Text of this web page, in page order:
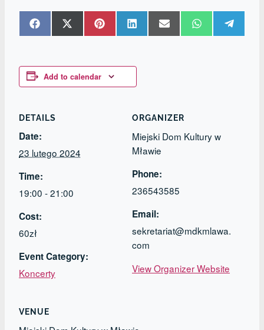
Share
on
Share
on
Share
on
Share
on
Share
on
Share
on
Share
on
Add to calendar
DETAILS
Date:
23 lutego 2024
Time:
19:00 - 21:00
Cost:
60zł
Event Category:
Koncerty
ORGANIZER
Miejski Dom Kultury w
Mławie
Phone:
236543585
Email:
sekretariat@mdkmlawa.
com
View Organizer Website
VENUE